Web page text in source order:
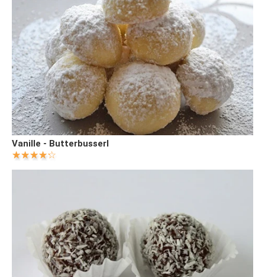
Vanille - Butterbusserl